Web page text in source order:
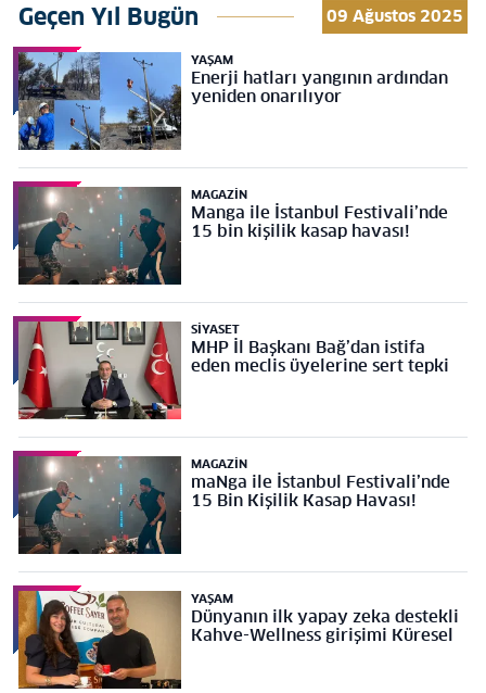
Geçen Yıl Bugün 09 Ağustos 2025
YAŞAM
Enerji hatları yangının ardından
yeniden onarılıyor
MAGAZIN
Manga ile İstanbul Festivali’nde
15 bin kişilik kasap havası!
SIYASET
MHP İl Başkanı Bağ’dan istifa
eden meclis üyelerine sert tepki
MAGAZIN
maNga ile İstanbul Festivali’nde
15 Bin Kişilik Kasap Havası!
YAŞAM
Dünyanın ilk yapay zeka destekli
Kahve-Wellness girişimi Küresel